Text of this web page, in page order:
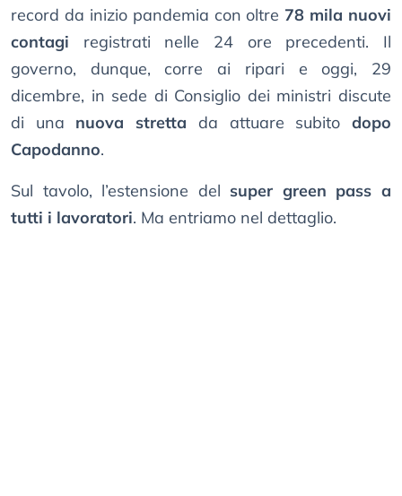
record da inizio pandemia con oltre 78 mila nuovi
contagi registrati nelle 24 ore precedenti. Il
governo, dunque, corre ai ripari e oggi, 29
dicembre, in sede di Consiglio dei ministri discute
di una nuova stretta da attuare subitodopo
Capodanno.
Sul tavolo, l’estensione del super green pass a
tutti i lavoratori. Ma entriamo nel dettaglio.